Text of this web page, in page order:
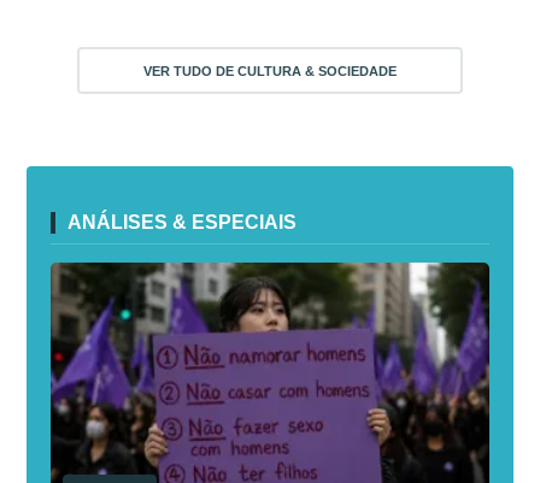
VER TUDO DE CULTURA & SOCIEDADE
ANÁLISES & ESPECIAIS